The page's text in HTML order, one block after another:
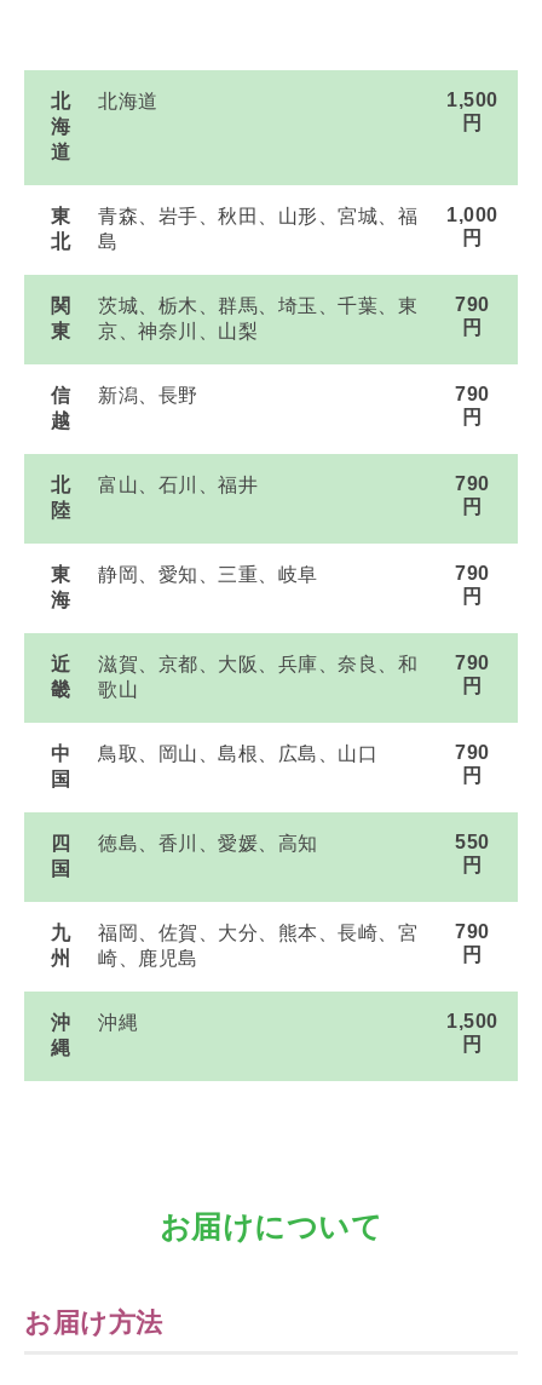
北
海
道
北海道
1,500
円
東
北
青森、岩手、秋田、山形、宮城、福
島
1,000
円
関
東
茨城、栃木、群馬、埼玉、千葉、東
京、神奈川、山梨
790
円
信
越
新潟、長野
790
円
北
陸
富山、石川、福井
790
円
東
海
静岡、愛知、三重、岐阜
790
円
近
畿
滋賀、京都、大阪、兵庫、奈良、和
歌山
790
円
中
国
鳥取、岡山、島根、広島、山口
790
円
四
国
徳島、香川、愛媛、高知
550
円
九
州
福岡、佐賀、大分、熊本、長崎、宮
崎、鹿児島
790
円
沖
縄
沖縄
1,500
円
お届けについて
お届け方法